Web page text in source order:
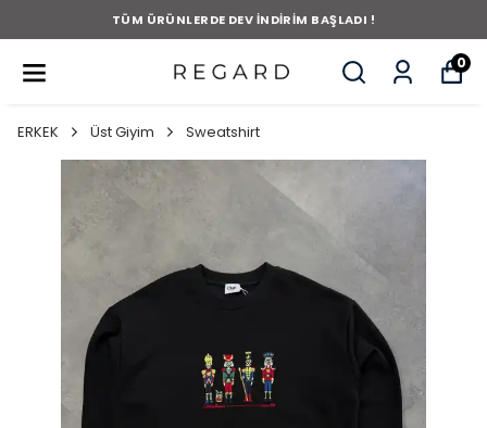
TÜM ÜRÜNLERDE DEV İNDİRİM BAŞLADI !
0
ERKEK Üst Giyim Sweatshirt